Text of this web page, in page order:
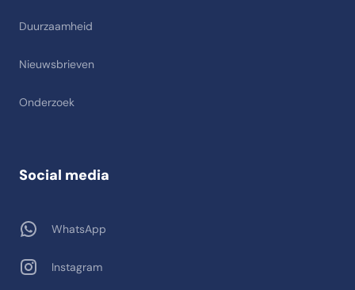
Duurzaamheid
Nieuwsbrieven
Onderzoek
Social media
WhatsApp
Instagram